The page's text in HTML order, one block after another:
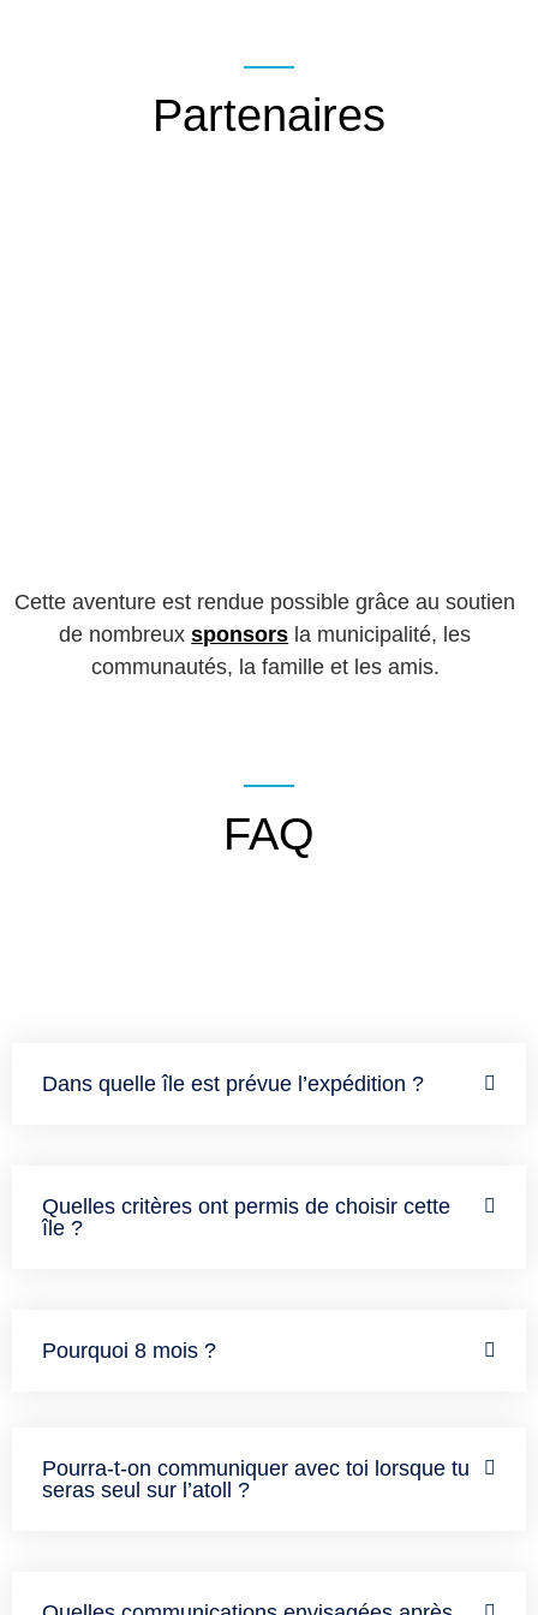
Partenaires
Cette aventure est rendue possible grâce au soutien
de nombreuxsponsors la municipalité, les
communautés, la famille et les amis.
FAQ
Dans quelle île est prévue l’expédition ?
Quelles critères ont permis de choisir cette
île ?
Pourquoi 8 mois ?
Pourra-t-on communiquer avec toi lorsque tu
seras seul sur l’atoll ?